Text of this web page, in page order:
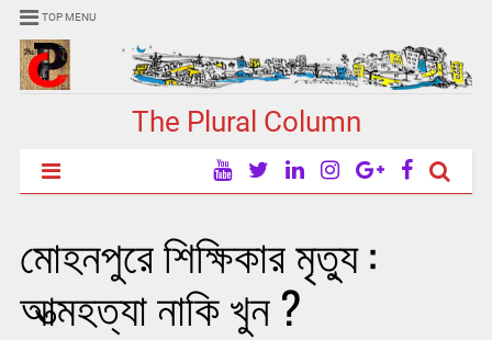
TOP MENU
The Plural Column
মোহনপুরে শিক্ষিকার মৃত্যু :
আত্মহত্যা নাকি খুন ?